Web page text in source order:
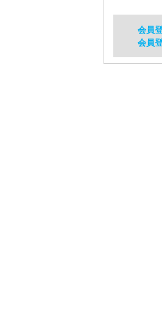
会員
会員